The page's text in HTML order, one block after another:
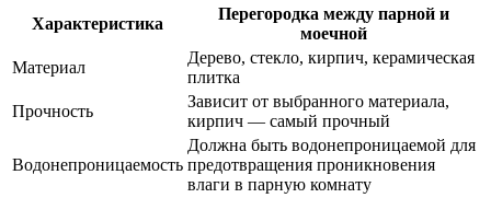
Характеристика
Перегородка между парной и
моечной
Материал
Дерево, стекло, кирпич, керамическая
плитка
Прочность
Зависит от выбранного материала,
кирпич — самый прочный
Водонепроницаемость
Должна быть водонепроницаемой для
предотвращения проникновения
влаги в парную комнату